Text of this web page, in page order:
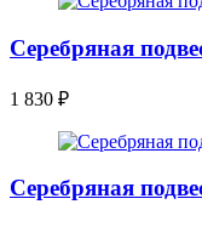
Серебряная
1 830 ₽
Серебряная